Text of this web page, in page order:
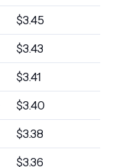
$3.45
$3.43
$3.41
$3.40
$3.38
$3.36